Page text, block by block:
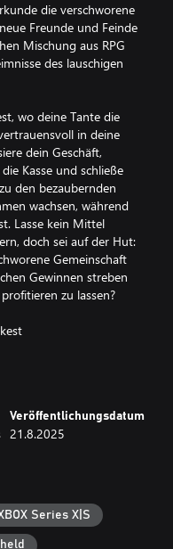
die verschworene
Freunde und Feinde
Mischung aus RPG
des lauschigen
wo deine Tante die
in deine
dein Geschäft,
Kasse und schließe
den bezaubernden
wachsen, während
Lasse kein Mittel
doch sei auf der Hut:
Gemeinschaft
Gewinnen streben
zu lassen?
Sei
verbitterte Feinde)
und lernst seine
deinen Laden
einladende Gänge
Veröffentlichungsdatum
21.8.2025
Series X|S